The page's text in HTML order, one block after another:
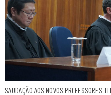
SAUDAÇÃO AOS NOVOS